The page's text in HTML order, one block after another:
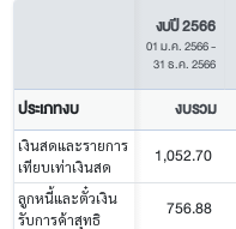
งบปี 2566
01 ม.ค. 2566-
31 ธ.ค. 2566
ประเภทงบ งบรวม
เงินสดและรายการ
เทียบเท่าเงินสด
1,052.70
ลูกหนี้และตั๋วเงิน
รับการค้าสุทธิ
756.88